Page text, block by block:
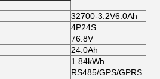
32700-3.2V6.0Ah
4P24S
76.8V
24.0Ah
1.84kWh
RS485/GPS/GPRS